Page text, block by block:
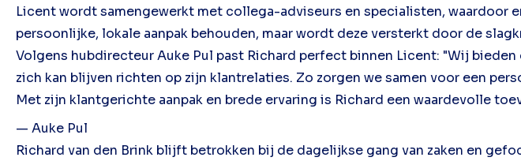
Licent wordt samengewerkt met collega-adviseurs en specialisten, waardoor
persoonlijke, lokale aanpak behouden, maar wordt deze versterkt door de
Volgens hubdirecteur Auke Pul past Richard perfect binnen Licent: "Wij
zich kan blijven richten op zijn klantrelaties. Zo zorgen we samen voor een
Met zijn klantgerichte aanpak en brede ervaring is Richard een waardevolle
— Auke Pul
Richard van den Brink blijft betrokken bij de dagelijkse gang van zaken en